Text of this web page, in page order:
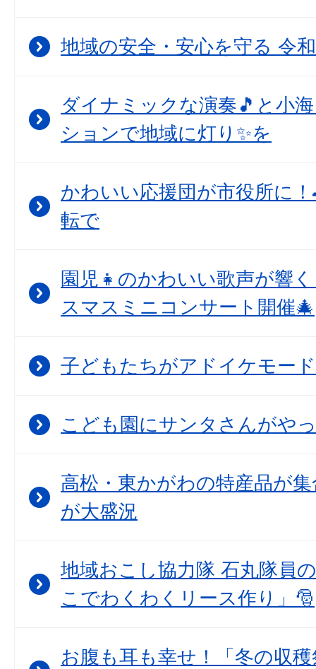
地域の安全・安心を守る 令
ダイナミックな演奏🎵と小
ションで地域に灯り✨を
かわいい応援団が市役所に
転で
園児👧のかわいい歌声が響
スマスミニコンサート開催🎄
子どもたちがアドイケモー
こども園にサンタさんがや
高松・東かがわの特産品が
が大盛況
地域おこし協力隊 石丸隊員
こでわくわくリース作り」🎅
お腹も耳も幸せ！「冬の収